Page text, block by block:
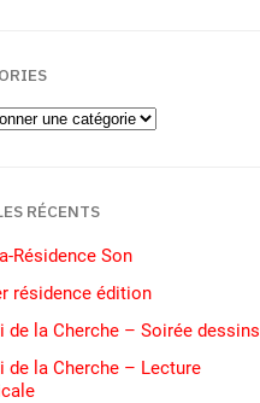
RÉCENTS
Résidence Son
résidence édition
de la Cherche – Soirée dessins
de la Cherche – Lecture